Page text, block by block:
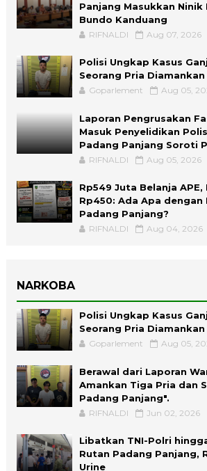
Panjang Masukkan Ninik
Bundo Kanduang
RIFNALDI Aug 07, 2026
Polisi Ungkap Kasus
Seorang Pria Diamankan
Goparlement Aug 05,
Laporan Pengrusakan
Masuk Penyelidikan
Padang Panjang Soroti
RIFNALDI Aug 05, 2026
Rp549 Juta Belanja
Rp450: Ada Apa dengan
Padang Panjang?
RIFNALDI Aug 04, 2026
NARKOBA
Polisi Ungkap Kasus
Seorang Pria Diamankan
Goparlement Aug 05,
Berawal dari Laporan
Amankan Tiga Pria dan
Padang Panjang".
RIFNALDI Jun 02, 2026
Libatkan TNI-Polri
Rutan Padang Panjang,
Urine